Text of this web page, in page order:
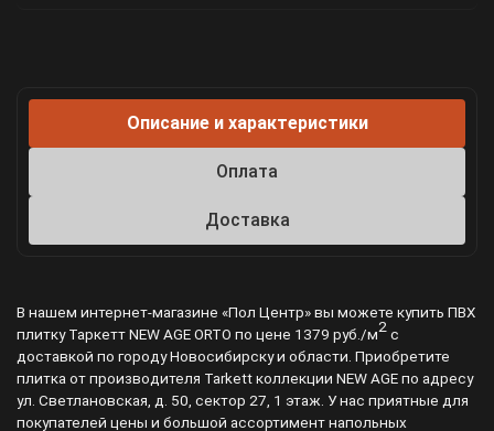
Описание и характеристики
Оплата
Доставка
В нашем интернет-магазине «Пол Центр» вы можете купить ПВХ
плитку Таркетт NEW AGE ORTO по цене 1379 руб./м2с
доставкой по городу Новосибирску и области. Приобретите
плитка от производителя Tarkett коллекции NEW AGE по адресу
ул. Светлановская, д. 50, сектор 27, 1 этаж. У нас приятные для
покупателей цены и большой ассортимент напольных